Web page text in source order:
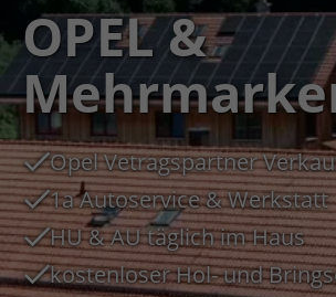
OPEL &
Opel Vetragspartner
1a Autoservice & Werkstatt
HU & AU täglich im Haus
kostenloser Hol- und